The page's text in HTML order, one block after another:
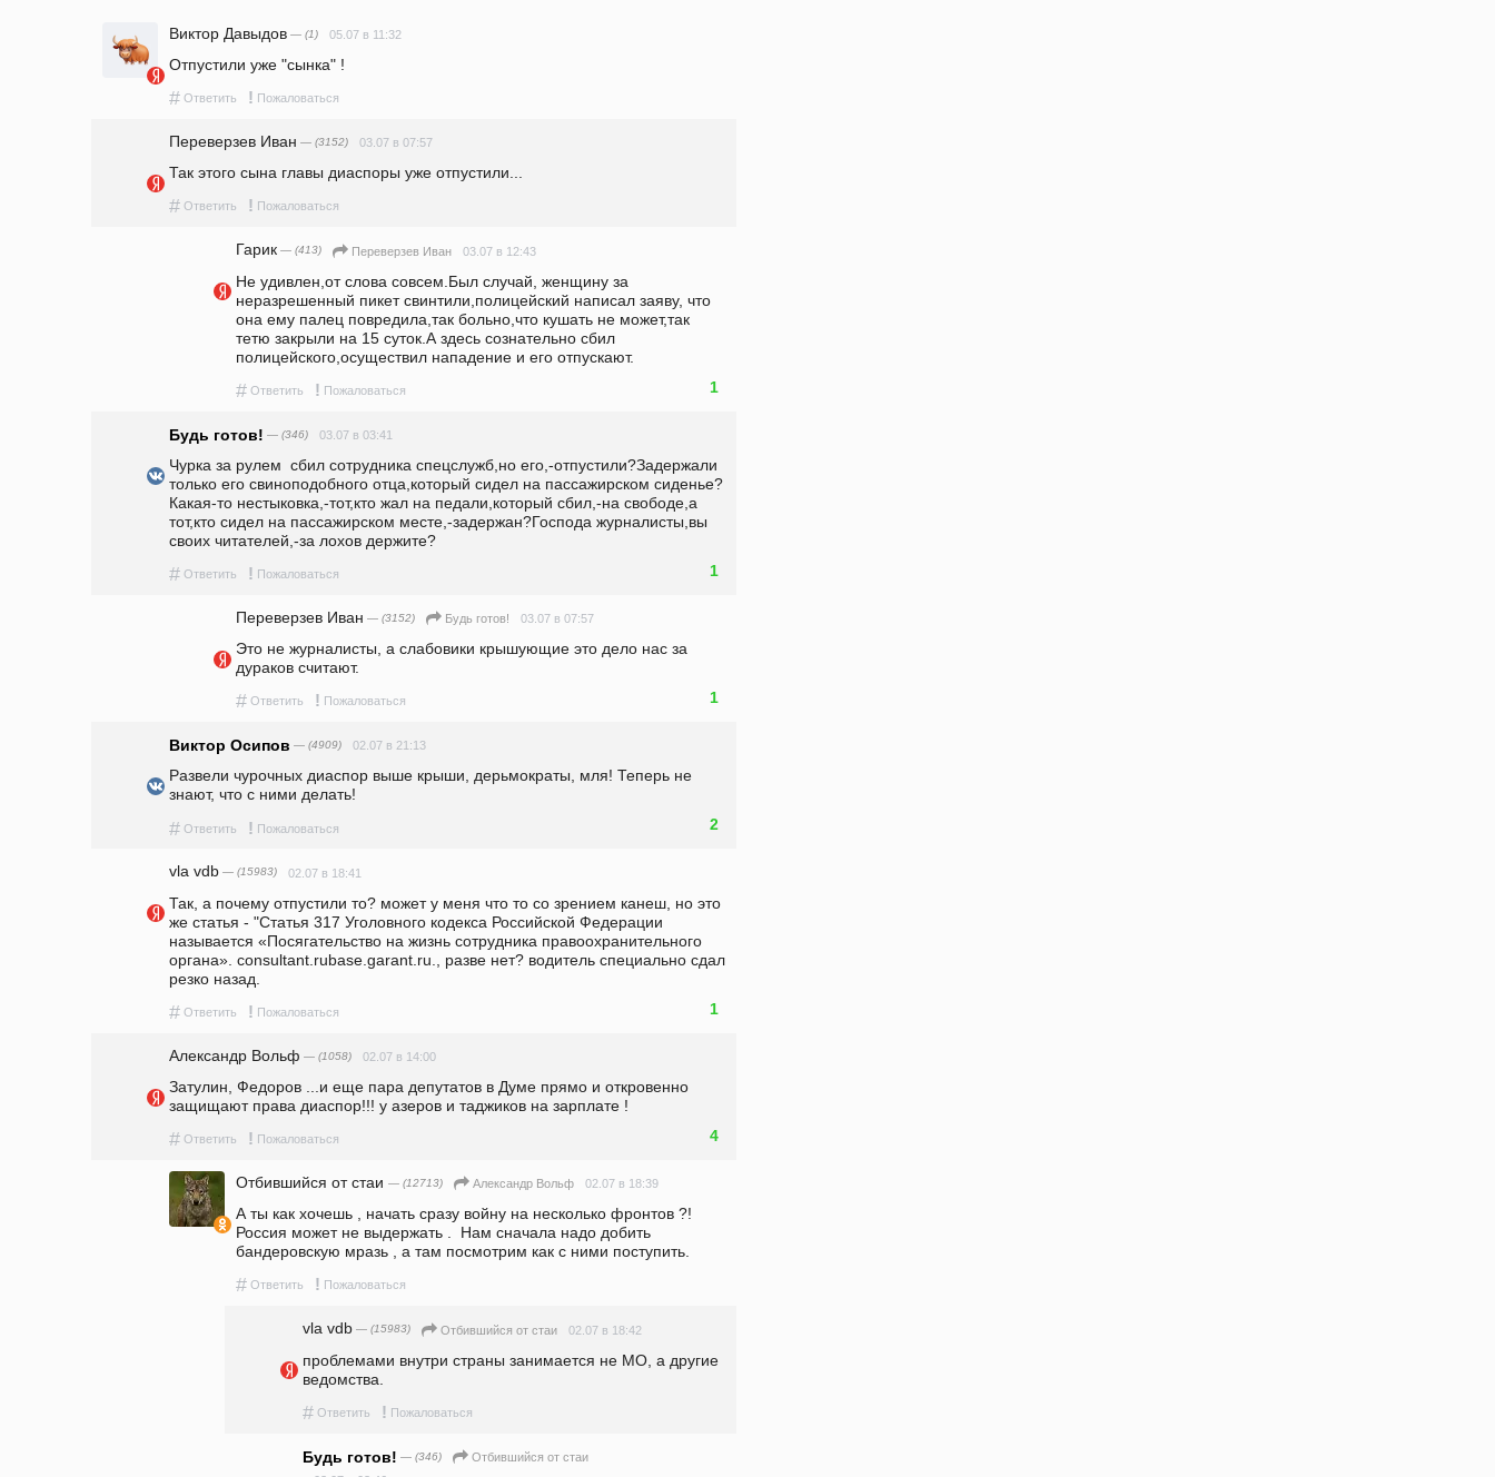
Виктор Давыдов — (1) 05.07 в 11:32
Отпустили уже "сынка" !
# Ответить ! Пожаловаться
Переверзев Иван — (3152) 03.07 в 07:57
Так этого сына главы диаспоры уже отпустили...
# Ответить ! Пожаловаться
Гарик — (413) Переверзев Иван 03.07 в 12:43
Не удивлен,от слова совсем.Был случай, женщину за
неразрешенный пикет свинтили,полицейский написал заяву, что
она ему палец повредила,так больно,что кушать не может,так
тетю закрыли на 15 суток.А здесь сознательно сбил
полицейского,осуществил нападение и его отпускают.
# Ответить ! Пожаловаться 1
Будь готов! — (346) 03.07 в 03:41
Чурка за рулем  сбил сотрудника спецслужб,но его,-отпустили?Задержали
только его свиноподобного отца,который сидел на пассажирском сиденье?
Какая-то нестыковка,-тот,кто жал на педали,который сбил,-на свободе,а
тот,кто сидел на пассажирском месте,-задержан?Господа журналисты,вы
своих читателей,-за лохов держите?
# Ответить ! Пожаловаться 1
Переверзев Иван — (3152) Будь готов! 03.07 в 07:57
Это не журналисты, а слабовики крышующие это дело нас за
дураков считают.
# Ответить ! Пожаловаться 1
Виктор Осипов — (4909) 02.07 в 21:13
Развели чурочных диаспор выше крыши, дерьмократы, мля! Теперь не
знают, что с ними делать!
# Ответить ! Пожаловаться 2
vla vdb — (15983) 02.07 в 18:41
Так, а почему отпустили то? может у меня что то со зрением канеш, но это
же статья - "Статья 317 Уголовного кодекса Российской Федерации
называется «Посягательство на жизнь сотрудника правоохранительного
органа». consultant.rubase.garant.ru., разве нет? водитель специально сдал
резко назад.
# Ответить ! Пожаловаться 1
Александр Вольф — (1058) 02.07 в 14:00
Затулин, Федоров ...и еще пара депутатов в Думе прямо и откровенно
защищают права диаспор!!! у азеров и таджиков на зарплате !
# Ответить ! Пожаловаться 4
Отбившийся от стаи — (12713) Александр Вольф 02.07 в 18:39
А ты как хочешь , начать сразу войну на несколько фронтов ?!
Россия может не выдержать .  Нам сначала надо добить
бандеровскую мразь , а там посмотрим как с ними поступить.
# Ответить ! Пожаловаться
vla vdb — (15983) Отбившийся от стаи 02.07 в 18:42
проблемами внутри страны занимается не МО, а другие
ведомства.
# Ответить ! Пожаловаться
Будь готов! — (346)
Отбившийся от стаи